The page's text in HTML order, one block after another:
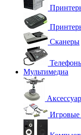
Сканеры
Мультимедиа
Игровые